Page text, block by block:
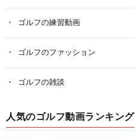
ゴルフの練習動画
ゴルフのファッション
ゴルフの雑談
人気のゴルフ動画ランキング